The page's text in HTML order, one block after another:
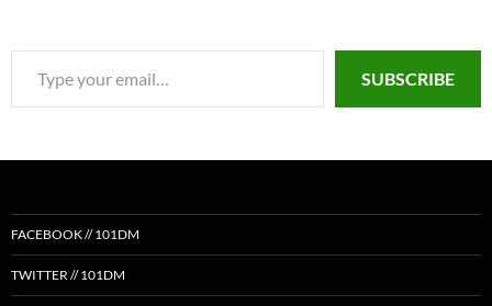
SUBSCRIBE
FACEBOOK // 101DM
TWITTER // 101DM